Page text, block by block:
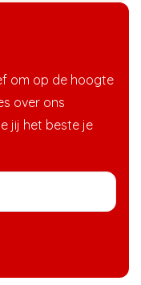
om op de hoogte
over ons
jij het beste je